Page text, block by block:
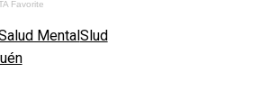
MentalSlud